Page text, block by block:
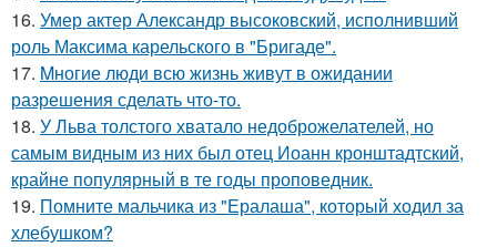
16. Умер актер Александр высоковский, исполнивший
роль Максима карельского в "Бригаде".
17. Mногие люди всю жизнь живут в ожидании
разрешения сделать что-то.
18. У Льва толстого хватало недоброжелателей, но
самым видным из них был отец Иоанн кронштадтский,
крайне популярный в те годы проповедник.
19. Помните мальчика из "Ералаша", который ходил за
хлебушком?